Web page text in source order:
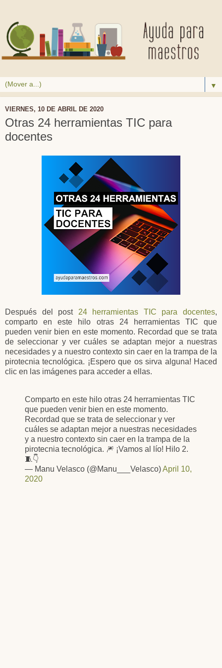
▼
VIERNES, 10 DE ABRIL DE 2020
Otras 24 herramientas TIC para
docentes
Después del post 24 herramientas TIC para docentes,
comparto en este hilo otras 24 herramientas TIC que
pueden venir bien en este momento. Recordad que se trata
de seleccionar y ver cuáles se adaptan mejor a nuestras
necesidades y a nuestro contexto sin caer en la trampa de la
pirotecnia tecnológica. ¡Espero que os sirva alguna! Haced
clic en las imágenes para acceder a ellas.
Comparto en este hilo otras 24 herramientas TIC
que pueden venir bien en este momento.
Recordad que se trata de seleccionar y ver
cuáles se adaptan mejor a nuestras necesidades
y a nuestro contexto sin caer en la trampa de la
pirotecnia tecnológica. 🎆 ¡Vamos al lío! Hilo 2.
🧵👇
— Manu Velasco (@Manu___Velasco)April 10,
2020